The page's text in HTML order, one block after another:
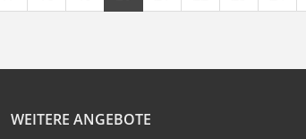
WEITERE ANGEBOTE